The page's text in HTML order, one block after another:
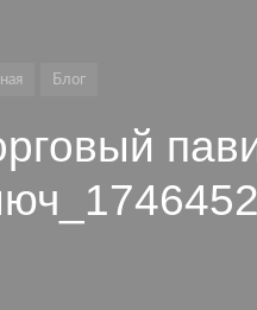
Блог